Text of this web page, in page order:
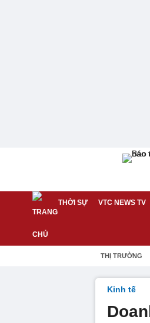
THỜI SỰ VTC NEWS TV
THỊ TRƯỜNG
Kinh tế